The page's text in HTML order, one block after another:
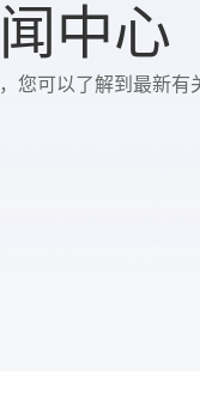
业
中心
您可以了解到最新有